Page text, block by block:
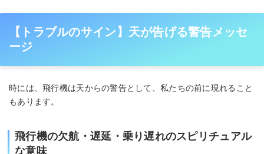
【トラブルのサイン】天が告げる警告メッセ
ージ
時には、飛行機は天からの警告として、私たちの前に現れること
もあります。
飛行機の欠航・遅延・乗り遅れのスピリチュアル
な意味